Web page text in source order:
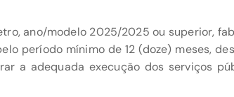
ano/modelo 2025/2025 ou superior,
período mínimo de 12 (doze) meses,
a adequada execução dos serviços